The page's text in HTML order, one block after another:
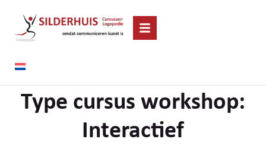
Type cursus workshop:
Interactief